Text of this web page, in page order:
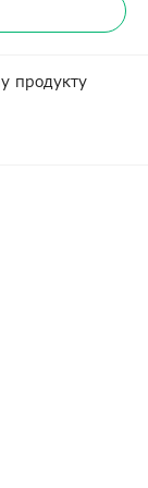
продукту